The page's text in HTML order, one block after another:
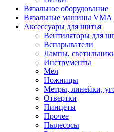
Вязальное оборудование
Вязальные машины VMA
Аксессуары для шитья
Вентиляторы для
Вспарыватели
Лампы,
Инструменты
Мел
Ножницы
Метры, линейки,
Отвертки
Пинцеты
Прочее
Пылесосы